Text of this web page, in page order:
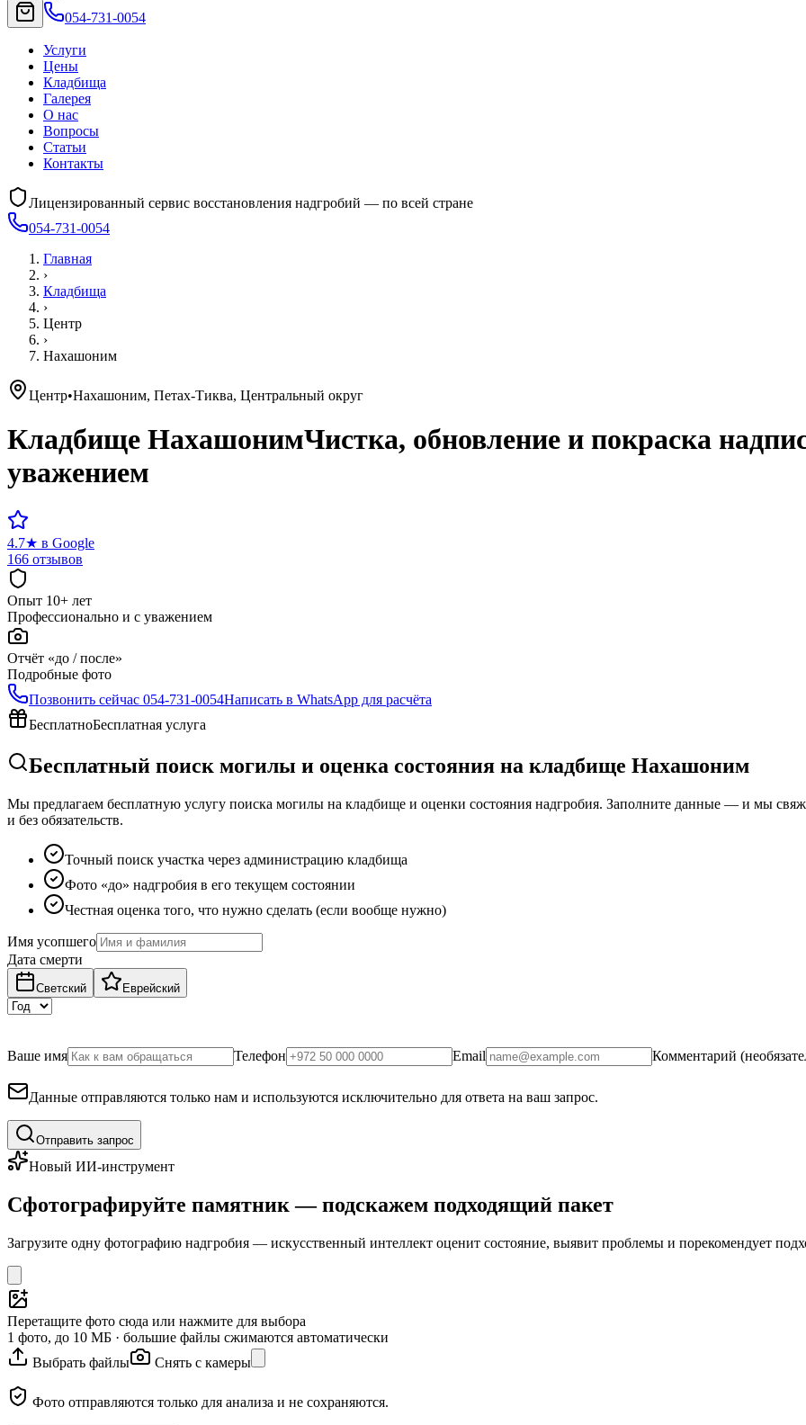
054-731-0054
Услуги
Цены
Кладбища
Галерея
О нас
Вопросы
Статьи
Контакты
Лицензированный сервис восстановления надгробий — по всей стране
054-731-0054
Главная
›
Кладбища
›
Центр
›
Нахашоним
Центр•Нахашоним, Петах-Тиква, Центральный округ
Кладбище НахашонимЧистка, обновление и покраска
уважением
4.7★ в Google
166 отзывов
Опыт 10+ лет
Профессионально и с уважением
Отчёт «до / после»
Подробные фото
Позвонить сейчас 054-731-0054Написать в WhatsApp для расчёта
БесплатноБесплатная услуга
Бесплатный поиск могилы и оценка состояния на кладбище Нахашоним
Мы предлагаем бесплатную услугу поиска могилы на кладбище и оценки состояния надгробия. Заполните данные — и мы
и без обязательств.
Точный поиск участка через администрацию кладбища
Фото «до» надгробия в его текущем состоянии
Честная оценка того, что нужно сделать (если вообще нужно)
Имя усопшего
Дата смерти
Светский Еврейский
Ваше имя Телефон Email Комментарий
Данные отправляются только нам и используются исключительно для ответа на ваш запрос.
Отправить запрос
Новый ИИ-инструмент
Сфотографируйте памятник — подскажем подходящий пакет
Загрузите одну фотографию надгробия — искусственный интеллект оценит состояние, выявит проблемы и порекомендует
Перетащите фото сюда или нажмите для выбора
1 фото, до 10 МБ · большие файлы сжимаются автоматически
Выбрать файлы
Снять с камеры
Фото отправляются только для анализа и не сохраняются.